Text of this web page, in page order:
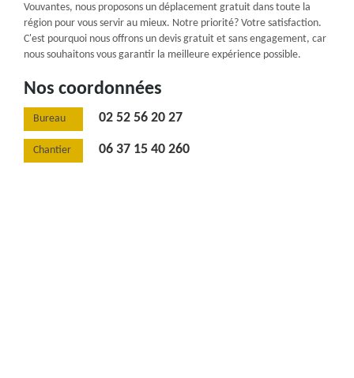
Vouvantes, nous proposons un déplacement gratuit dans toute la
région pour vous servir au mieux. Notre priorité? Votre satisfaction.
C'est pourquoi nous offrons un devis gratuit et sans engagement, car
nous souhaitons vous garantir la meilleure expérience possible.
Nos coordonnées
Bureau 02 52 56 20 27
Chantier 06 37 15 40 260